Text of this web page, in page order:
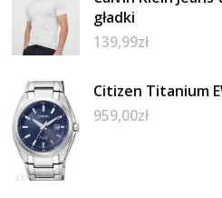
gładki
139,99zł
Citizen Titanium
959,00zł